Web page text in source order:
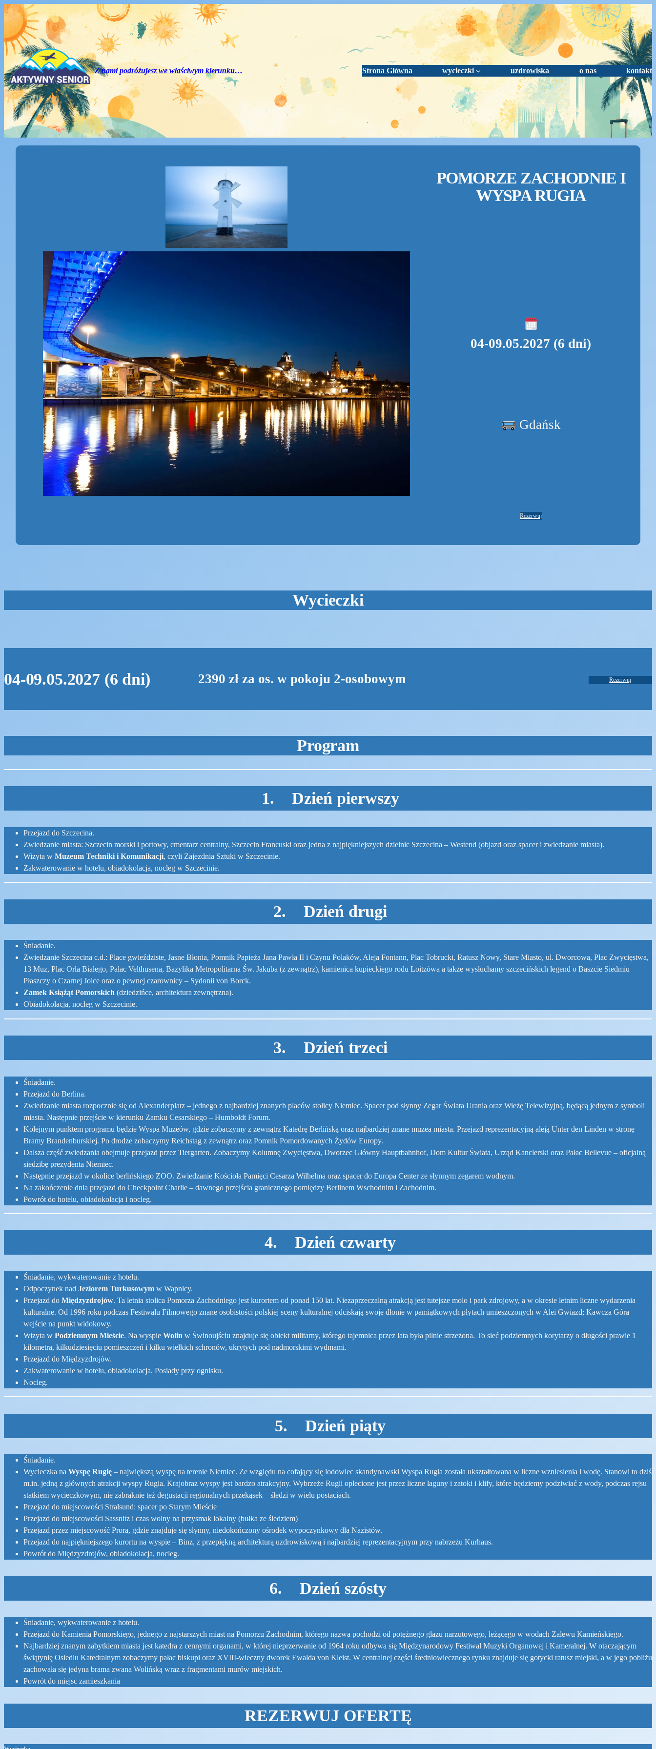
Przejdź
do
treści
Z nami podróżujesz we właściwym kierunku… Strona Główna wycieczki uzdrowiska o nas kontakt
POMORZE ZACHODNIE I
WYSPA RUGIA
04-09.05.2027 (6 dni)
Gdańsk
Rezerwuj
Wycieczki
04-09.05.2027 (6 dni) 2390 zł za os. w pokoju 2-osobowym Rezerwuj
Program
1. Dzień pierwszy
Przejazd do Szczecina.
Zwiedzanie miasta: Szczecin morski i portowy, cmentarz centralny, Szczecin Francuski oraz jedna z najpiękniejszych dzielnic Szczecina – Westend (objazd oraz spacer i zwiedzanie miasta).
Wizyta w Muzeum Techniki i Komunikacji, czyli Zajezdnia Sztuki w Szczecinie.
Zakwaterowanie w hotelu, obiadokolacja, nocleg w Szczecinie.
2. Dzień drugi
Śniadanie.
Zwiedzanie Szczecina c.d.: Place gwieździste, Jasne Błonia, Pomnik Papieża Jana Pawła II i Czynu Polaków, Aleja Fontann, Plac Tobrucki, Ratusz Nowy, Stare Miasto, ul. Dworcowa, Plac Zwycięstwa,
13 Muz, Plac Orła Białego, Pałac Velthusena, Bazylika Metropolitarna Św. Jakuba (z zewnątrz), kamienica kupieckiego rodu Loitzówa a także wysłuchamy szczecińskich legend o Baszcie Siedmiu
Płaszczy o Czarnej Jolce oraz o pewnej czarownicy – Sydonii von Borck.
Zamek Książąt Pomorskich (dziedzińce, architektura zewnętrzna).
Obiadokolacja, nocleg w Szczecinie.
3. Dzień trzeci
Śniadanie.
Przejazd do Berlina.
Zwiedzanie miasta rozpocznie się od Alexanderplatz – jednego z najbardziej znanych placów stolicy Niemiec. Spacer pod słynny Zegar Świata Urania oraz Wieżę Telewizyjną, będącą jednym z symboli
miasta. Następnie przejście w kierunku Zamku Cesarskiego – Humboldt Forum.
Kolejnym punktem programu będzie Wyspa Muzeów, gdzie zobaczymy z zewnątrz Katedrę Berlińską oraz najbardziej znane muzea miasta. Przejazd reprezentacyjną aleją Unter den Linden w stronę
Bramy Brandenburskiej. Po drodze zobaczymy Reichstag z zewnątrz oraz Pomnik Pomordowanych Żydów Europy.
Dalsza część zwiedzania obejmuje przejazd przez Tiergarten. Zobaczymy Kolumnę Zwycięstwa, Dworzec Główny Hauptbahnhof, Dom Kultur Świata, Urząd Kanclerski oraz Pałac Bellevue – oficjalną
siedzibę prezydenta Niemiec.
Następnie przejazd w okolice berlińskiego ZOO. Zwiedzanie Kościoła Pamięci Cesarza Wilhelma oraz spacer do Europa Center ze słynnym zegarem wodnym.
Na zakończenie dnia przejazd do Checkpoint Charlie – dawnego przejścia granicznego pomiędzy Berlinem Wschodnim i Zachodnim.
Powrót do hotelu, obiadokolacja i nocleg.
4. Dzień czwarty
Śniadanie, wykwaterowanie z hotelu.
Odpoczynek nad Jeziorem Turkusowym w Wapnicy.
Przejazd do Międzyzdrojów. Ta letnia stolica Pomorza Zachodniego jest kurortem od ponad 150 lat. Niezaprzeczalną atrakcją jest tutejsze molo i park zdrojowy, a w okresie letnim liczne wydarzenia
kulturalne. Od 1996 roku podczas Festiwalu Filmowego znane osobistości polskiej sceny kulturalnej odciskają swoje dłonie w pamiątkowych płytach umieszczonych w Alei Gwiazd; Kawcza Góra –
wejście na punkt widokowy.
Wizyta w Podziemnym Mieście. Na wyspie Wolin w Świnoujściu znajduje się obiekt militarny, którego tajemnica przez lata była pilnie strzeżona. To sieć podziemnych korytarzy o długości prawie 1
kilometra, kilkudziesięciu pomieszczeń i kilku wielkich schronów, ukrytych pod nadmorskimi wydmami.
Przejazd do Międzyzdrojów.
Zakwaterowanie w hotelu, obiadokolacja. Posiady przy ognisku.
Nocleg.
5. Dzień piąty
Śniadanie.
Wycieczka na Wyspę Rugię – największą wyspę na terenie Niemiec. Ze względu na cofający się lodowiec skandynawski Wyspa Rugia została ukształtowana w liczne wzniesienia i wodę. Stanowi to dziś
m.in. jedną z głównych atrakcji wyspy Rugia. Krajobraz wyspy jest bardzo atrakcyjny. Wybrzeże Rugii oplecione jest przez liczne laguny i zatoki i klify, które będziemy podziwiać z wody, podczas rejsu
statkiem wycieczkowym, nie zabraknie też degustacji regionalnych przekąsek – śledzi w wielu postaciach.
Przejazd do miejscowości Stralsund: spacer po Starym Mieście
Przejazd do miejscowości Sassnitz i czas wolny na przysmak lokalny (bułka ze śledziem)
Przejazd przez miejscowość Prora, gdzie znajduje się słynny, niedokończony ośrodek wypoczynkowy dla Nazistów.
Przejazd do najpiękniejszego kurortu na wyspie – Binz, z przepiękną architekturą uzdrowiskową i najbardziej reprezentacyjnym przy nabrzeżu Kurhaus.
Powrót do Międzyzdrojów, obiadokolacja, nocleg.
6. Dzień szósty
Śniadanie, wykwaterowanie z hotelu.
Przejazd do Kamienia Pomorskiego, jednego z najstarszych miast na Pomorzu Zachodnim, którego nazwa pochodzi od potężnego głazu narzutowego, leżącego w wodach Zalewu Kamieńskiego.
Najbardziej znanym zabytkiem miasta jest katedra z cennymi organami, w której nieprzerwanie od 1964 roku odbywa się Międzynarodowy Festiwal Muzyki Organowej i Kameralnej. W otaczającym
świątynię Osiedlu Katedralnym zobaczymy pałac biskupi oraz XVIII-wieczny dworek Ewalda von Kleist. W centralnej części średniowiecznego rynku znajduje się gotycki ratusz miejski, a w jego pobliżu
zachowała się jedyna brama zwana Wolińską wraz z fragmentami murów miejskich.
Powrót do miejsc zamieszkania
REZERWUJ OFERTĘ